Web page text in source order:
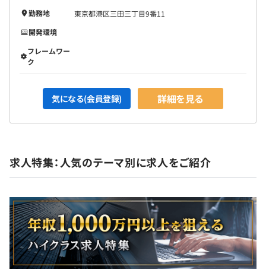
・ライブラリ/フレームワーク：React（Next.js / React
Router）
・UI：Tailwind CSS、Ant Design
・状態/データ取得：TanStack Query、Zustand / Redux
Toolkit
・品質：ESLint / Prettier、Storybook
・パフォーマンス/監視：Sentry
・CI/CD：GitHub Actions
モバイル
・言語：Dart
・ライブラリ/フレームワーク：Flutter（iOS / Android）
・状態管理：Riverpod
・API：swagger_dart_code_generator
・ネイティブ連携：Pigeon（Swift / Kotlin プラグイン）
・モバイル向けインフラ：Firebase（Cloud Messaging /
Remote Config / Crashlytics / Analytics）
・CI/CD：GitHub Actions
勤務地
東京都港区三田三丁目9番11
開発環境
フレームワー
ク
気になる(会員登録) 詳細を見る
求人特集：人気のテーマ別に求人をご紹介